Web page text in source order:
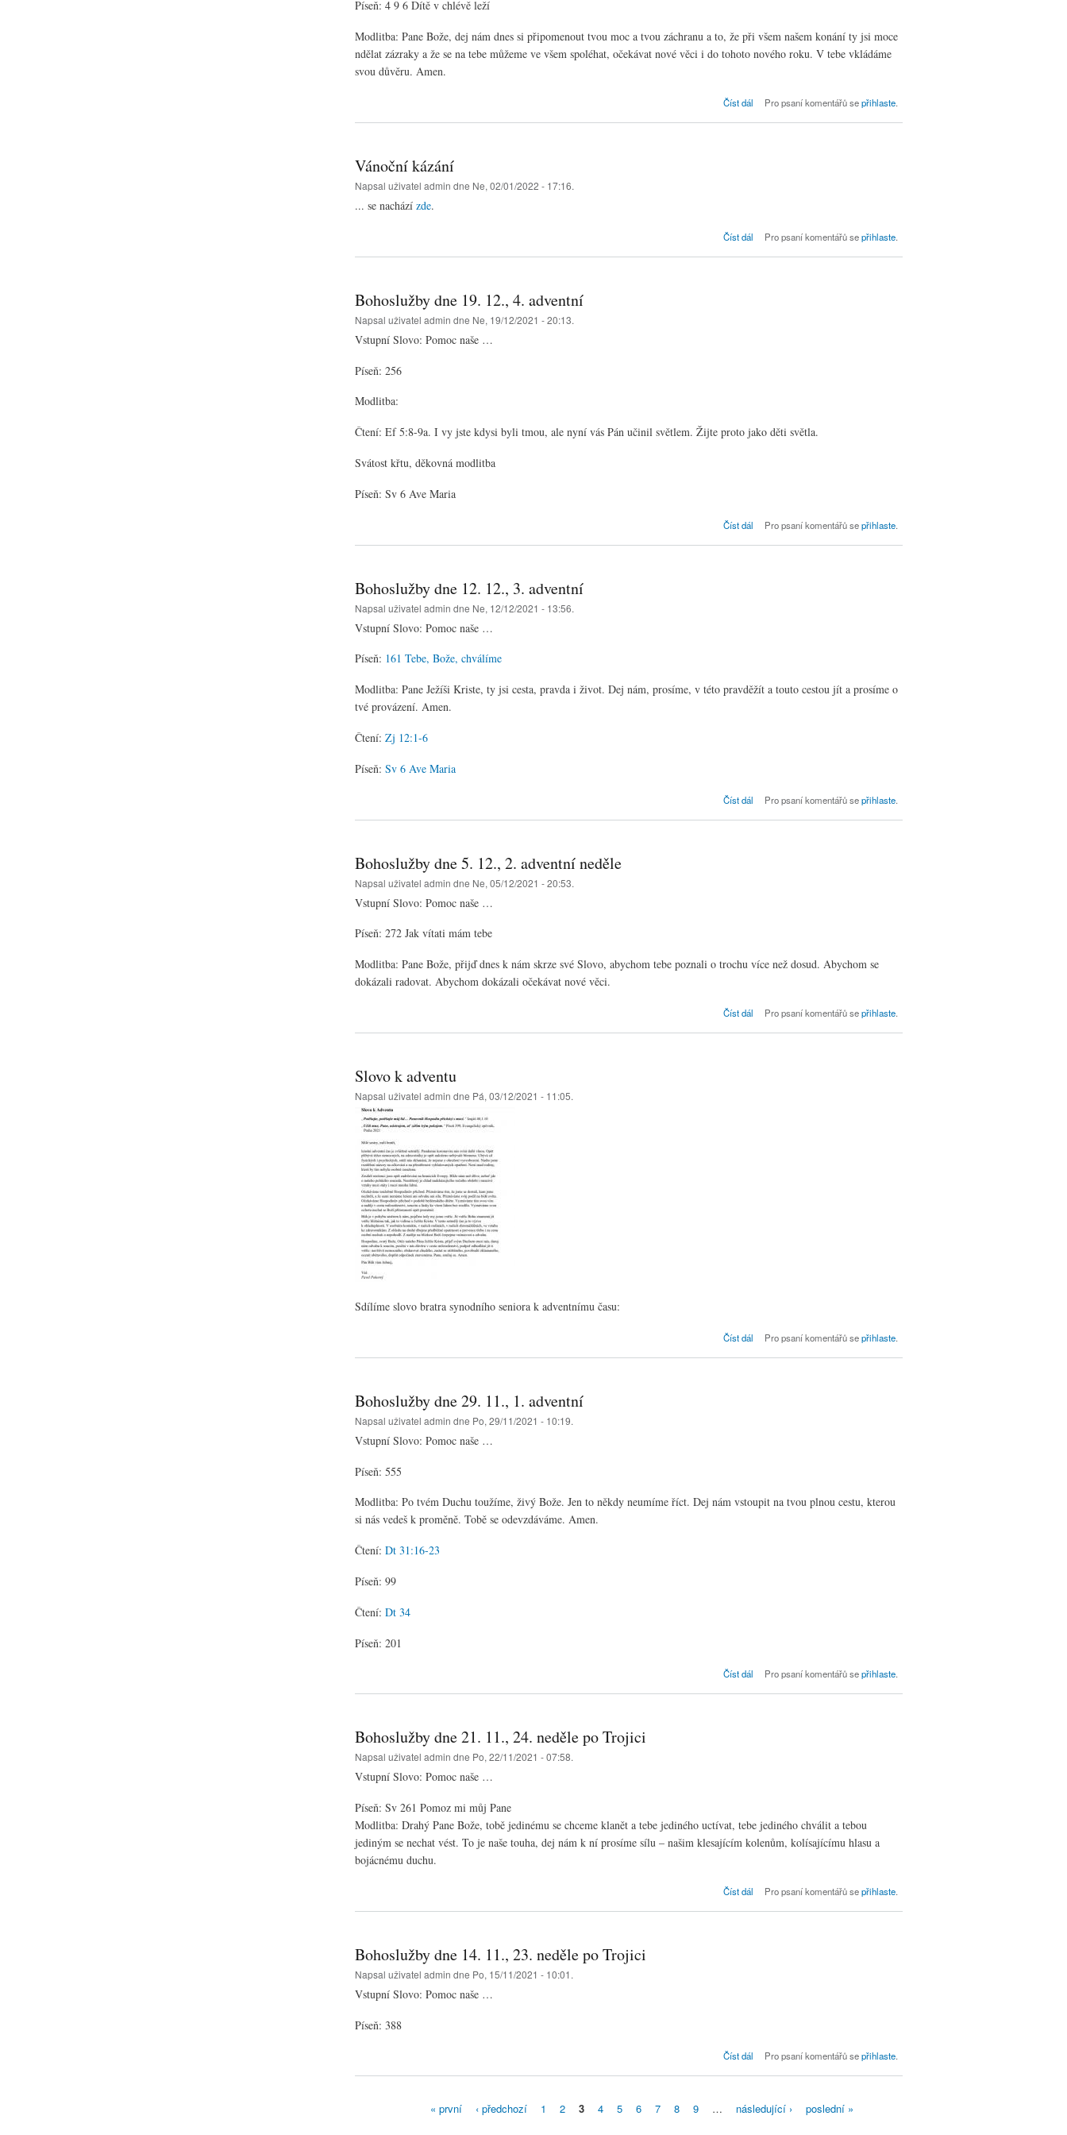
Píseň: 4 9 6 Dítě v chlévě leží
Modlitba: Pane Bože, dej nám dnes si připomenout tvou moc a tvou záchranu a to, že při všem našem konání ty jsi moce
ndělat zázraky a že se na tebe můžeme ve všem spoléhat, očekávat nové věci i do tohoto nového roku. V tebe vkládáme
svou důvěru. Amen.
Číst dál Novoroční bohoslužby
Pro psaní komentářů sepřihlaste.
Vánoční kázání
Napsal uživatel admin dne Ne, 02/01/2022 - 17:16.
... se nachází zde.
Číst dál Vánoční kázání
Pro psaní komentářů sepřihlaste.
Bohoslužby dne 19. 12., 4. adventní
Napsal uživatel admin dne Ne, 19/12/2021 - 20:13.
Vstupní Slovo: Pomoc naše …
Píseň: 256
Modlitba:
Čtení: Ef 5:8-9a. I vy jste kdysi byli tmou, ale nyní vás Pán učinil světlem. Žijte proto jako děti světla.
Svátost křtu, děkovná modlitba
Píseň: Sv 6 Ave Maria
Číst dál Bohoslužby dne 19. 12., 4. adventní
Pro psaní komentářů sepřihlaste.
Bohoslužby dne 12. 12., 3. adventní
Napsal uživatel admin dne Ne, 12/12/2021 - 13:56.
Vstupní Slovo: Pomoc naše …
Píseň: 161 Tebe, Bože, chválíme
Modlitba: Pane Ježíši Kriste, ty jsi cesta, pravda i život. Dej nám, prosíme, v této pravděžít a touto cestou jít a prosíme o
tvé provázení. Amen.
Čtení: Zj 12:1-6
Píseň: Sv 6 Ave Maria
Číst dál Bohoslužby dne 12. 12., 3. adventní
Pro psaní komentářů sepřihlaste.
Bohoslužby dne 5. 12., 2. adventní neděle
Napsal uživatel admin dne Ne, 05/12/2021 - 20:53.
Vstupní Slovo: Pomoc naše …
Píseň: 272 Jak vítati mám tebe
Modlitba: Pane Bože, přijď dnes k nám skrze své Slovo, abychom tebe poznali o trochu více než dosud. Abychom se
dokázali radovat. Abychom dokázali očekávat nové věci.
Číst dál
Bohoslužby dne 5. 12., 2. adventní
Pro psaní komentářů sepřihlaste.
Slovo k adventu
Napsal uživatel admin dne Pá, 03/12/2021 - 11:05.
Sdílíme slovo bratra synodního seniora k adventnímu času:
Číst dál Slovo k adventu
Pro psaní komentářů sepřihlaste.
Bohoslužby dne 29. 11., 1. adventní
Napsal uživatel admin dne Po, 29/11/2021 - 10:19.
Vstupní Slovo: Pomoc naše …
Píseň: 555
Modlitba: Po tvém Duchu toužíme, živý Bože. Jen to někdy neumíme říct. Dej nám vstoupit na tvou plnou cestu, kterou
si nás vedeš k proměně. Tobě se odevzdáváme. Amen.
Čtení: Dt 31:16-23
Píseň: 99
Čtení: Dt 34
Píseň: 201
Číst dál Bohoslužby dne 29. 11., 1. adventní
Pro psaní komentářů sepřihlaste.
Bohoslužby dne 21. 11., 24. neděle po Trojici
Napsal uživatel admin dne Po, 22/11/2021 - 07:58.
Vstupní Slovo: Pomoc naše …
Píseň: Sv 261 Pomoz mi můj Pane
Modlitba: Drahý Pane Bože, tobě jedinému se chceme klanět a tebe jediného uctívat, tebe jediného chválit a tebou
jediným se nechat vést. To je naše touha, dej nám k ní prosíme sílu – našim klesajícím kolenům, kolísajícímu hlasu a
bojácnému duchu.
Číst dál
Bohoslužby dne 21. 11., 24. neděle po
Pro psaní komentářů sepřihlaste.
Bohoslužby dne 14. 11., 23. neděle po Trojici
Napsal uživatel admin dne Po, 15/11/2021 - 10:01.
Vstupní Slovo: Pomoc naše …
Píseň: 388
Číst dál
Bohoslužby dne 14. 11., 23. neděle po
Pro psaní komentářů sepřihlaste.
« první ‹ předchozí 1 2 3 4 5 6 7 8 9 … následující › poslední »